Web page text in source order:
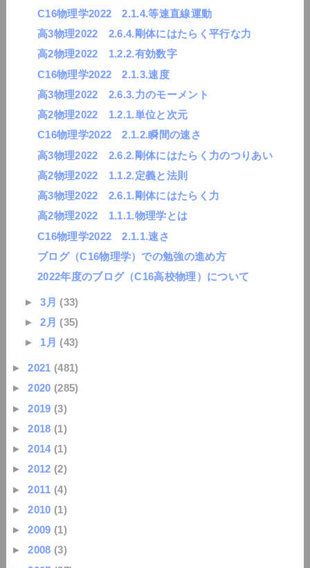
C16物理学2022 2.1.4.等速直線運動
高3物理2022 2.6.4.剛体にはたらく平行な力
高2物理2022 1.2.2.有効数字
C16物理学2022 2.1.3.速度
高3物理2022 2.6.3.力のモーメント
高2物理2022 1.2.1.単位と次元
C16物理学2022 2.1.2.瞬間の速さ
高3物理2022 2.6.2.剛体にはたらく力のつりあい
高2物理2022 1.1.2.定義と法則
高3物理2022 2.6.1.剛体にはたらく力
高2物理2022 1.1.1.物理学とは
C16物理学2022 2.1.1.速さ
ブログ（C16物理学）での勉強の進め方
2022年度のブログ（C16高校物理）について
►3月 (33)
►2月 (35)
► 1月 (43)
►2021 (481)
►2020 (285)
►2019 (3)
►2018 (1)
►2014 (1)
►2012 (2)
►2011 (4)
►2010 (1)
►2009 (1)
►2008 (3)